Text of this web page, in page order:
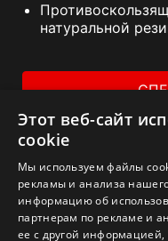
натуральной
Этот веб-сайт
cookie
Мы используем файлы
рекламы и анализа
информацию об
партнерам по рекламе и
ее с другой